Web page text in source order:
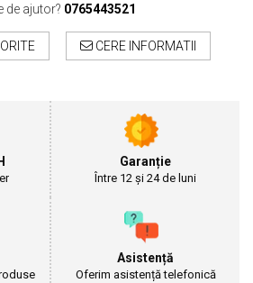
de ajutor? 0765443521
CERE INFORMATII
Garanție
Între 12 și 24 de luni
Asistență
Oferim asistență telefonică